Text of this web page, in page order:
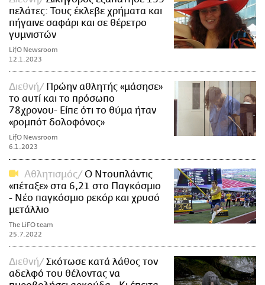
πελάτες: Τους έκλεβε χρήματα και
πήγαινε σαφάρι και σε θέρετρο
γυμνιστών
LifO Newsroom
12.1.2023
Διεθνή
Πρώην αθλητής «μάσησε»
το αυτί και το πρόσωπο
78χρονου- Είπε ότι το θύμα ήταν
«ρομπότ δολοφόνος»
LifO Newsroom
6.1.2023
Αθλητισμός
O Ντουπλάντις
«πέταξε» στα 6,21 στο Παγκόσμιο
- Νέο παγκόσμιο ρεκόρ και χρυσό
μετάλλιο
The LiFO team
25.7.2022
Διεθνή
Σκότωσε κατά λάθος τον
αδελφό του θέλοντας να